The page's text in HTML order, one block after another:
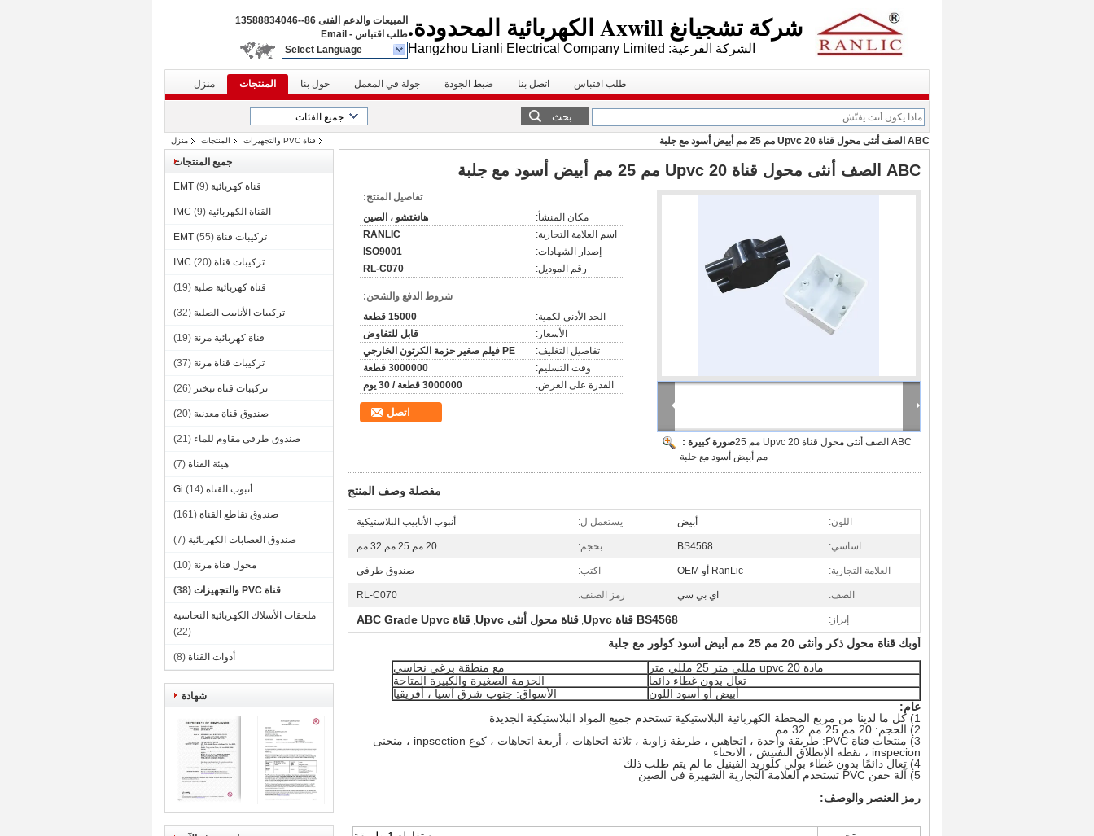
شركة تشجيانغ Axwill الكهربائية المحدودة.
الشركة الفرعية: Hangzhou Lianli Electrical Company Limited
المبيعات والدعم الفنى 86--13588834046
طلب اقتباس -
Email
Select Language
منزل المنتجات حول بنا جولة في المعمل ضبط الجودة اتصل بنا طلب اقتباس
بحث
منزل المنتجات قناة PVC والتجهيزات
ABC الصف أنثى محول قناة Upvc 20 مم 25 مم أبيض أسود مع جلبة
جميع المنتجات
قناة كهربائية EMT (9)
القناة الكهربائية IMC (9)
تركيبات قناة EMT (55)
تركيبات قناة IMC (20)
قناة كهربائية صلبة (19)
تركيبات الأنابيب الصلبة (32)
قناة كهربائية مرنة (19)
تركيبات قناة مرنة (37)
تركيبات قناة تبختر (26)
صندوق قناة معدنية (20)
صندوق طرفي مقاوم للماء (21)
هيئة القناة (7)
أنبوب القناة Gi (14)
صندوق تقاطع القناة (161)
صندوق العصابات الكهربائية (7)
محول قناة مرنة (10)
قناة PVC والتجهيزات (38)
ملحقات الأسلاك الكهربائية النحاسية
(22)
أدوات القناة (8)
شهادة
ABC الصف أنثى محول قناة Upvc 20 مم 25 مم أبيض أسود مع جلبة
صورة كبيرة :ABC الصف أنثى محول قناة Upvc 20 مم 25
مم أبيض أسود مع جلبة
تفاصيل المنتج:
مكان المنشأ:
هانغتشو ، الصين
اسم العلامة التجارية:
RANLIC
إصدار الشهادات:
ISO9001
رقم الموديل:
RL-C070
شروط الدفع والشحن:
الحد الأدنى لكمية:
15000 قطعة
الأسعار:
قابل للتفاوض
تفاصيل التغليف:
PE فيلم صغير حزمة الكرتون الخارجي
وقت التسليم:
3000000 قطعة
القدرة على العرض:
3000000 قطعة / 30 يوم
اتصل
مفصلة وصف المنتج
اللون: أبيض يستعمل ل: أنبوب الأنابيب البلاستيكية
اساسي: BS4568 بحجم: 20 مم 25 مم 32 مم
العلامة التجارية: RanLic أو OEM اكتب: صندوق طرفي
الصف: اي بي سي رمز الصنف: RL-C070
إبراز: BS4568 قناة Upvc , قناة محول أنثى Upvc , قناة ABC Grade Upvc
أوبك قناة محول ذكر وأنثى 20 مم 25 مم أبيض أسود كولور مع جلبة
مادة upvc 20 مللي متر 25 مللي متر
مع منطقة برغي نحاسي
تعال بدون غطاء دائما
الحزمة الصغيرة والكبيرة المتاحة
أبيض أو أسود اللون
الأسواق: جنوب شرق آسيا ، أفريقيا
عام:
1) كل ما لدينا من مربع المحطة الكهربائية البلاستيكية تستخدم جميع المواد البلاستيكية الجديدة
2) الحجم: 20 مم 25 مم 32 مم
3) منتجات قناة PVC: طريقة واحدة ، اتجاهين ، طريقة زاوية ، ثلاثة اتجاهات ، أربعة اتجاهات ، كوع inpsection ، منحنى
inspecion ، نقطة الإنطلاق التفتيش ، الانحناء
4) تعال دائمًا بدون غطاء بولي كلوريد الفينيل ما لم يتم طلب ذلك
5) آلة حقن PVC تستخدم العلامة التجارية الشهيرة في الصين
رمز العنصر والوصف: